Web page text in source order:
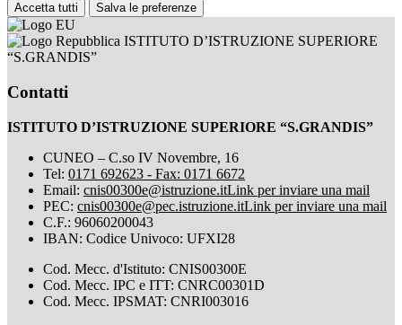
Accetta tutti Salva le preferenze
ISTITUTO D’ISTRUZIONE SUPERIORE
“S.GRANDIS”
Contatti
ISTITUTO D’ISTRUZIONE SUPERIORE “S.GRANDIS”
CUNEO – C.so IV Novembre, 16
Tel: 0171 692623 - Fax: 0171 6672
Email: cnis00300e@istruzione.itLink per inviare una mail
PEC: cnis00300e@pec.istruzione.itLink per inviare una mail
C.F.: 96060200043
IBAN: Codice Univoco: UFXI28
Cod. Mecc. d'Istituto: CNIS00300E
Cod. Mecc. IPC e ITT: CNRC00301D
Cod. Mecc. IPSMAT: CNRI003016